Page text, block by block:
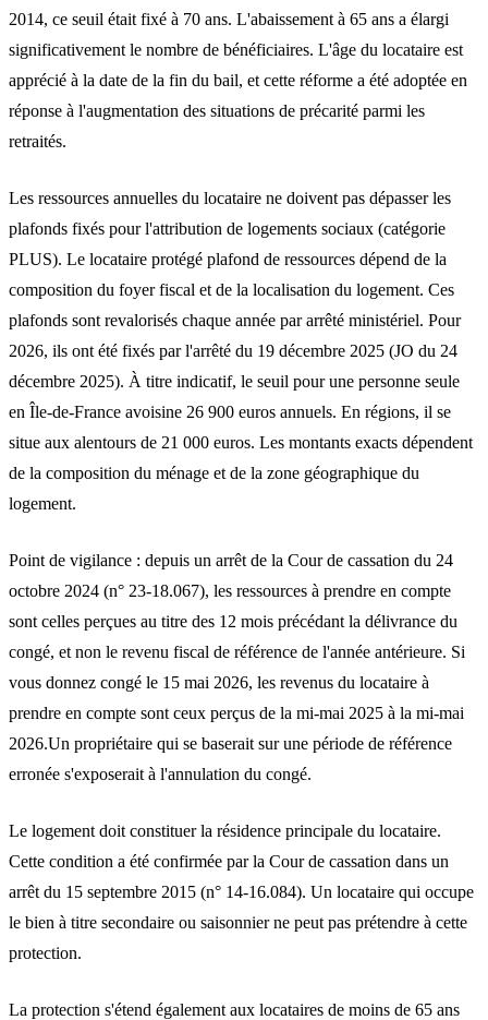
2014, ce seuil était fixé à 70 ans. L'abaissement à 65 ans a élargi
significativement le nombre de bénéficiaires. L'âge du locataire est
apprécié à la date de la fin du bail, et cette réforme a été adoptée en
réponse à l'augmentation des situations de précarité parmi les
retraités.
Les ressources annuelles du locataire ne doivent pas dépasser les
plafonds fixés pour l'attribution de logements sociaux (catégorie
PLUS). Le locataire protégé plafond de ressources dépend de la
composition du foyer fiscal et de la localisation du logement. Ces
plafonds sont revalorisés chaque année par arrêté ministériel. Pour
2026, ils ont été fixés par l'arrêté du 19 décembre 2025 (JO du 24
décembre 2025). À titre indicatif, le seuil pour une personne seule
en Île-de-France avoisine 26 900 euros annuels. En régions, il se
situe aux alentours de 21 000 euros. Les montants exacts dépendent
de la composition du ménage et de la zone géographique du
logement.
Point de vigilance : depuis un arrêt de la Cour de cassation du 24
octobre 2024 (n° 23-18.067), les ressources à prendre en compte
sont celles perçues au titre des 12 mois précédant la délivrance du
congé, et non le revenu fiscal de référence de l'année antérieure. Si
vous donnez congé le 15 mai 2026, les revenus du locataire à
prendre en compte sont ceux perçus de la mi-mai 2025 à la mi-mai
2026.Un propriétaire qui se baserait sur une période de référence
erronée s'exposerait à l'annulation du congé.
Le logement doit constituer la résidence principale du locataire.
Cette condition a été confirmée par la Cour de cassation dans un
arrêt du 15 septembre 2015 (n° 14-16.084). Un locataire qui occupe
le bien à titre secondaire ou saisonnier ne peut pas prétendre à cette
protection.
La protection s'étend également aux locataires de moins de 65 ans